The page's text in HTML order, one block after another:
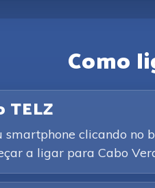
Como
TELZ
smartphone clicando no
a ligar para Cabo